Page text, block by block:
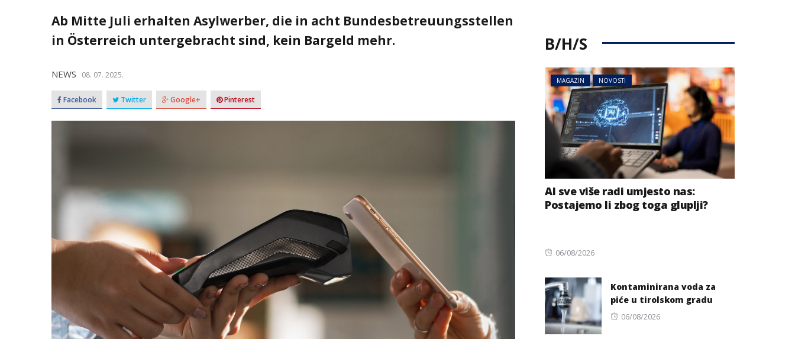
Ab Mitte Juli erhalten Asylwerber, die in acht Bundesbetreuungsstellen
in Österreich untergebracht sind, kein Bargeld mehr.
NEWS 08. 07. 2025.
Facebook Twitter Google+ Pinterest
B/H/S
MAGAZIN NOVOSTI
AI sve više radi umjesto nas:
Postajemo li zbog toga gluplji?
Posted
06/08/2026
Kontaminirana voda za
piće u tirolskom gradu
Posted
06/08/2026